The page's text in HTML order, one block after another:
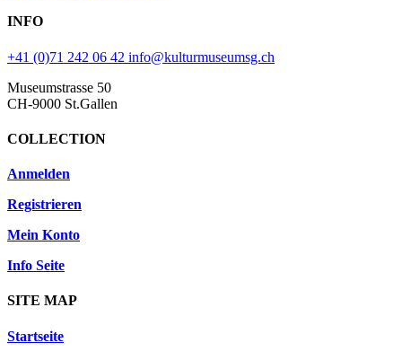
INFO
+41 (0)71 242 06 42 info@kulturmuseumsg.ch
Museumstrasse 50
CH-9000 St.Gallen
COLLECTION
Anmelden
Registrieren
Mein Konto
Info Seite
SITE MAP
Startseite